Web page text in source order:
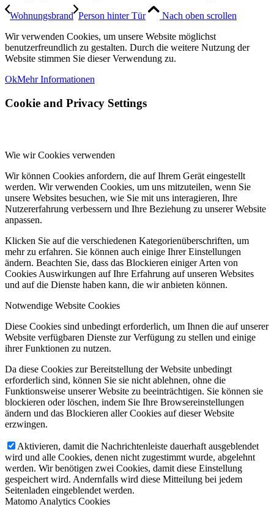
Wohnungsbrand Person hinter Tür
Nach oben scrollen
Wir verwenden Cookies, um unsere Website möglichst
benutzerfreundlich zu gestalten. Durch die weitere Nutzung der
Website stimmen Sie dieser Verwendung zu.
OkMehr Informationen
Cookie and Privacy Settings
Wie wir Cookies verwenden
Wir können Cookies anfordern, die auf Ihrem Gerät eingestellt
werden. Wir verwenden Cookies, um uns mitzuteilen, wenn Sie
unsere Websites besuchen, wie Sie mit uns interagieren, Ihre
Nutzererfahrung verbessern und Ihre Beziehung zu unserer Website
anpassen.
Klicken Sie auf die verschiedenen Kategorienüberschriften, um
mehr zu erfahren. Sie können auch einige Ihrer Einstellungen
ändern. Beachten Sie, dass das Blockieren einiger Arten von
Cookies Auswirkungen auf Ihre Erfahrung auf unseren Websites
und auf die Dienste haben kann, die wir anbieten können.
Notwendige Website Cookies
Diese Cookies sind unbedingt erforderlich, um Ihnen die auf unserer
Website verfügbaren Dienste zur Verfügung zu stellen und einige
ihrer Funktionen zu nutzen.
Da diese Cookies zur Bereitstellung der Website unbedingt
erforderlich sind, können Sie sie nicht ablehnen, ohne die
Funktionsweise unserer Website zu beeinträchtigen. Sie können sie
blockieren oder löschen, indem Sie Ihre Browsereinstellungen
ändern und das Blockieren aller Cookies auf dieser Website
erzwingen.
Aktivieren, damit die Nachrichtenleiste dauerhaft ausgeblendet
wird und alle Cookies, denen nicht zugestimmt wurde, abgelehnt
werden. Wir benötigen zwei Cookies, damit diese Einstellung
gespeichert wird. Andernfalls wird diese Mitteilung bei jedem
Seitenladen eingeblendet werden.
Matomo Analytics Cookies